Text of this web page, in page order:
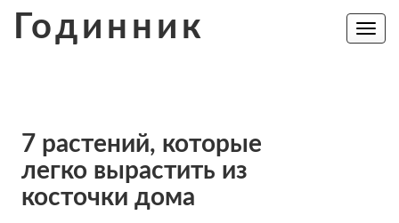
Годинник
Toggle
7 растений, которые
легко вырастить из
косточки дома